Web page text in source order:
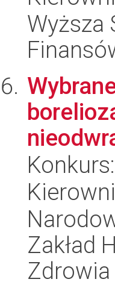
Wyższa
Konkurs:
Zakład
Zdrowia